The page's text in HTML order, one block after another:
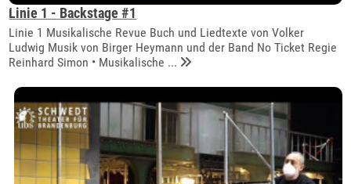
Linie 1 - Backstage #1
Linie 1 Musikalische Revue Buch und Liedtexte von Volker
Ludwig Musik von Birger Heymann und der Band No Ticket Regie
Reinhard Simon • Musikalische ...